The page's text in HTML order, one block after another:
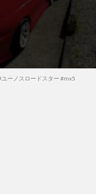
ーノスロードスター #mx5